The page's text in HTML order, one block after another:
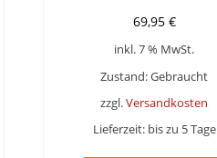
69,95 €
inkl. 7 % MwSt.
Zustand: Gebraucht
zzgl.Versandkosten
Lieferzeit: bis zu 5 Tage